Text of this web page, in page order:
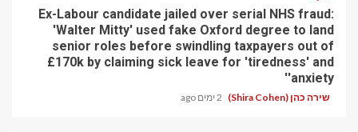
Ex-Labour candidate jailed over serial NHS fraud:
'Walter Mitty' used fake Oxford degree to land
senior roles before swindling taxpayers out of
£170k by claiming sick leave for 'tiredness' and
'anxiety'
שירה כהן (Shira Cohen) 2 ימים ago